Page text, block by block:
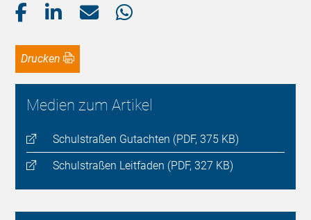
Drucken
Medien zum Artikel
Schulstraßen Gutachten (PDF, 375 KB)
Schulstraßen Leitfaden (PDF, 327 KB)